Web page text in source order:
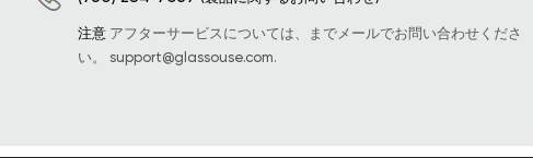
注意 アフターサービスについては、までメールでお問い合わせくださ
い。 support@glassouse.com.